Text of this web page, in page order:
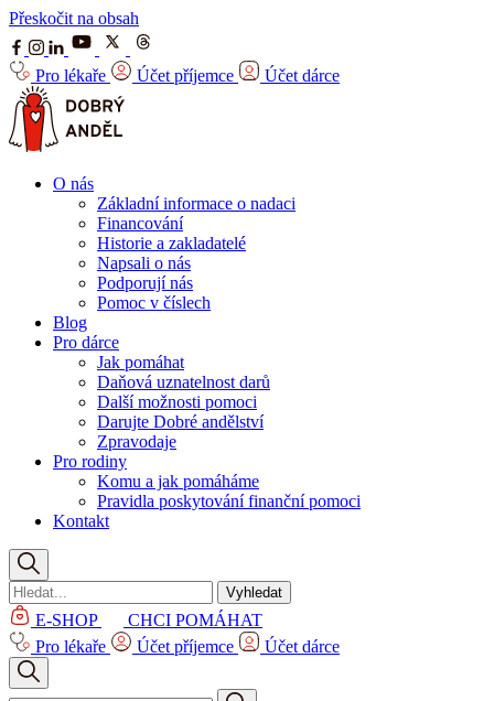
Přeskočit na obsah
Pro lékaře Účet příjemce Účet dárce
O nás
Základní informace o nadaci
Financování
Historie a zakladatelé
Napsali o nás
Podporují nás
Pomoc v číslech
Blog
Pro dárce
Jak pomáhat
Daňová uznatelnost darů
Další možnosti pomoci
Darujte Dobré andělství
Zpravodaje
Pro rodiny
Komu a jak pomáháme
Pravidla poskytování finanční pomoci
Kontakt
Vyhledat
E-SHOP
CHCI POMÁHAT
Pro lékaře
Účet příjemce Účet dárce